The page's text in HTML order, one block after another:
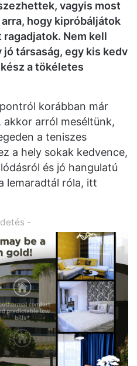
vagyis most
hogy kipróbáljátok
Nem kell
társaság, egy kis kedv
a tökéletes
korábban már
arról meséltünk,
a teniszes
a hely sokak kedvence,
és jó hangulatú
lemaradtál róla, itt
-